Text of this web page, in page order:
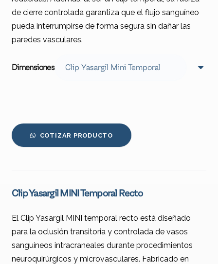
de cierre controlada garantiza que el flujo sanguíneo
pueda interrumpirse de forma segura sin dañar las
paredes vasculares.
Dimensiones
COTIZAR PRODUCTO
Clip Yasargil MINI Temporal Recto
El Clip Yasargil MINI temporal recto está diseñado
para la oclusión transitoria y controlada de vasos
sanguíneos intracraneales durante procedimientos
neuroquirúrgicos y microvasculares. Fabricado en